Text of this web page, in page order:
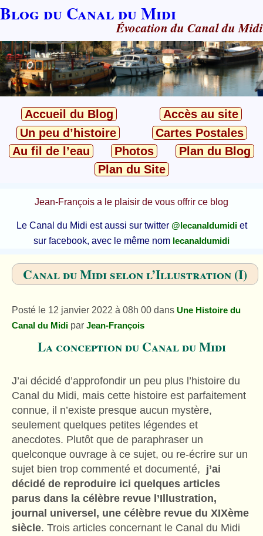
Blog du Canal du Midi
Évocation du Canal du Midi
Accueil du Blog
Accès au site
Un peu d’histoire
Cartes Postales
Au fil de l’eau
Photos
Plan du Blog
Plan du Site
Jean-François a le plaisir de vous offrir ce blog
Le Canal du Midi est aussi sur twitter @lecanaldumidiet
sur facebook, avec le même nom lecanaldumidi
Canal du Midi selon l’Illustration (I)
Posté le 12 janvier 2022 à 08h 00 dans Une Histoire du
Canal du Midi par Jean-François
La conception du Canal du Midi
J’ai décidé d’approfondir un peu plus l’histoire du
Canal du Midi, mais cette histoire est parfaitement
connue, il n’existe presque aucun mystère,
seulement quelques petites légendes et
anecdotes. Plutôt que de paraphraser un
quelconque ouvrage à ce sujet, ou re-écrire sur un
sujet bien trop commenté et documenté, j’ai
décidé de reproduire ici quelques articles
parus dans la célèbre revue l’Illustration,
journal universel, une célèbre revue du XIXème
siècle. Trois articles concernant le Canal du Midi